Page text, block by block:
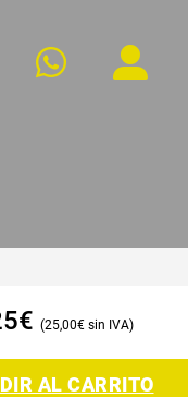
€ 25,00€
AL CARRITO